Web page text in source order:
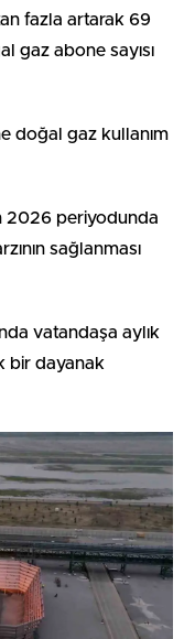
fazla artarak 69
gaz abone sayısı
doğal gaz kullanım
2026 periyodunda
sağlanması
vatandaşa aylık
bir dayanak